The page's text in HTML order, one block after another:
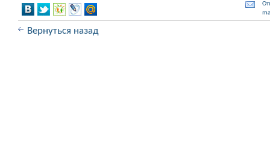
Вернуться назад